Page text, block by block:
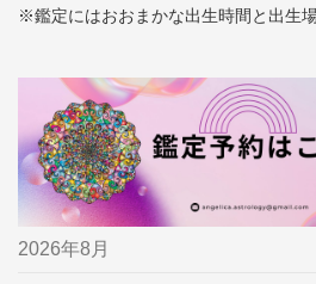
※鑑定にはおおまかな出生時間と出生
2026年8月